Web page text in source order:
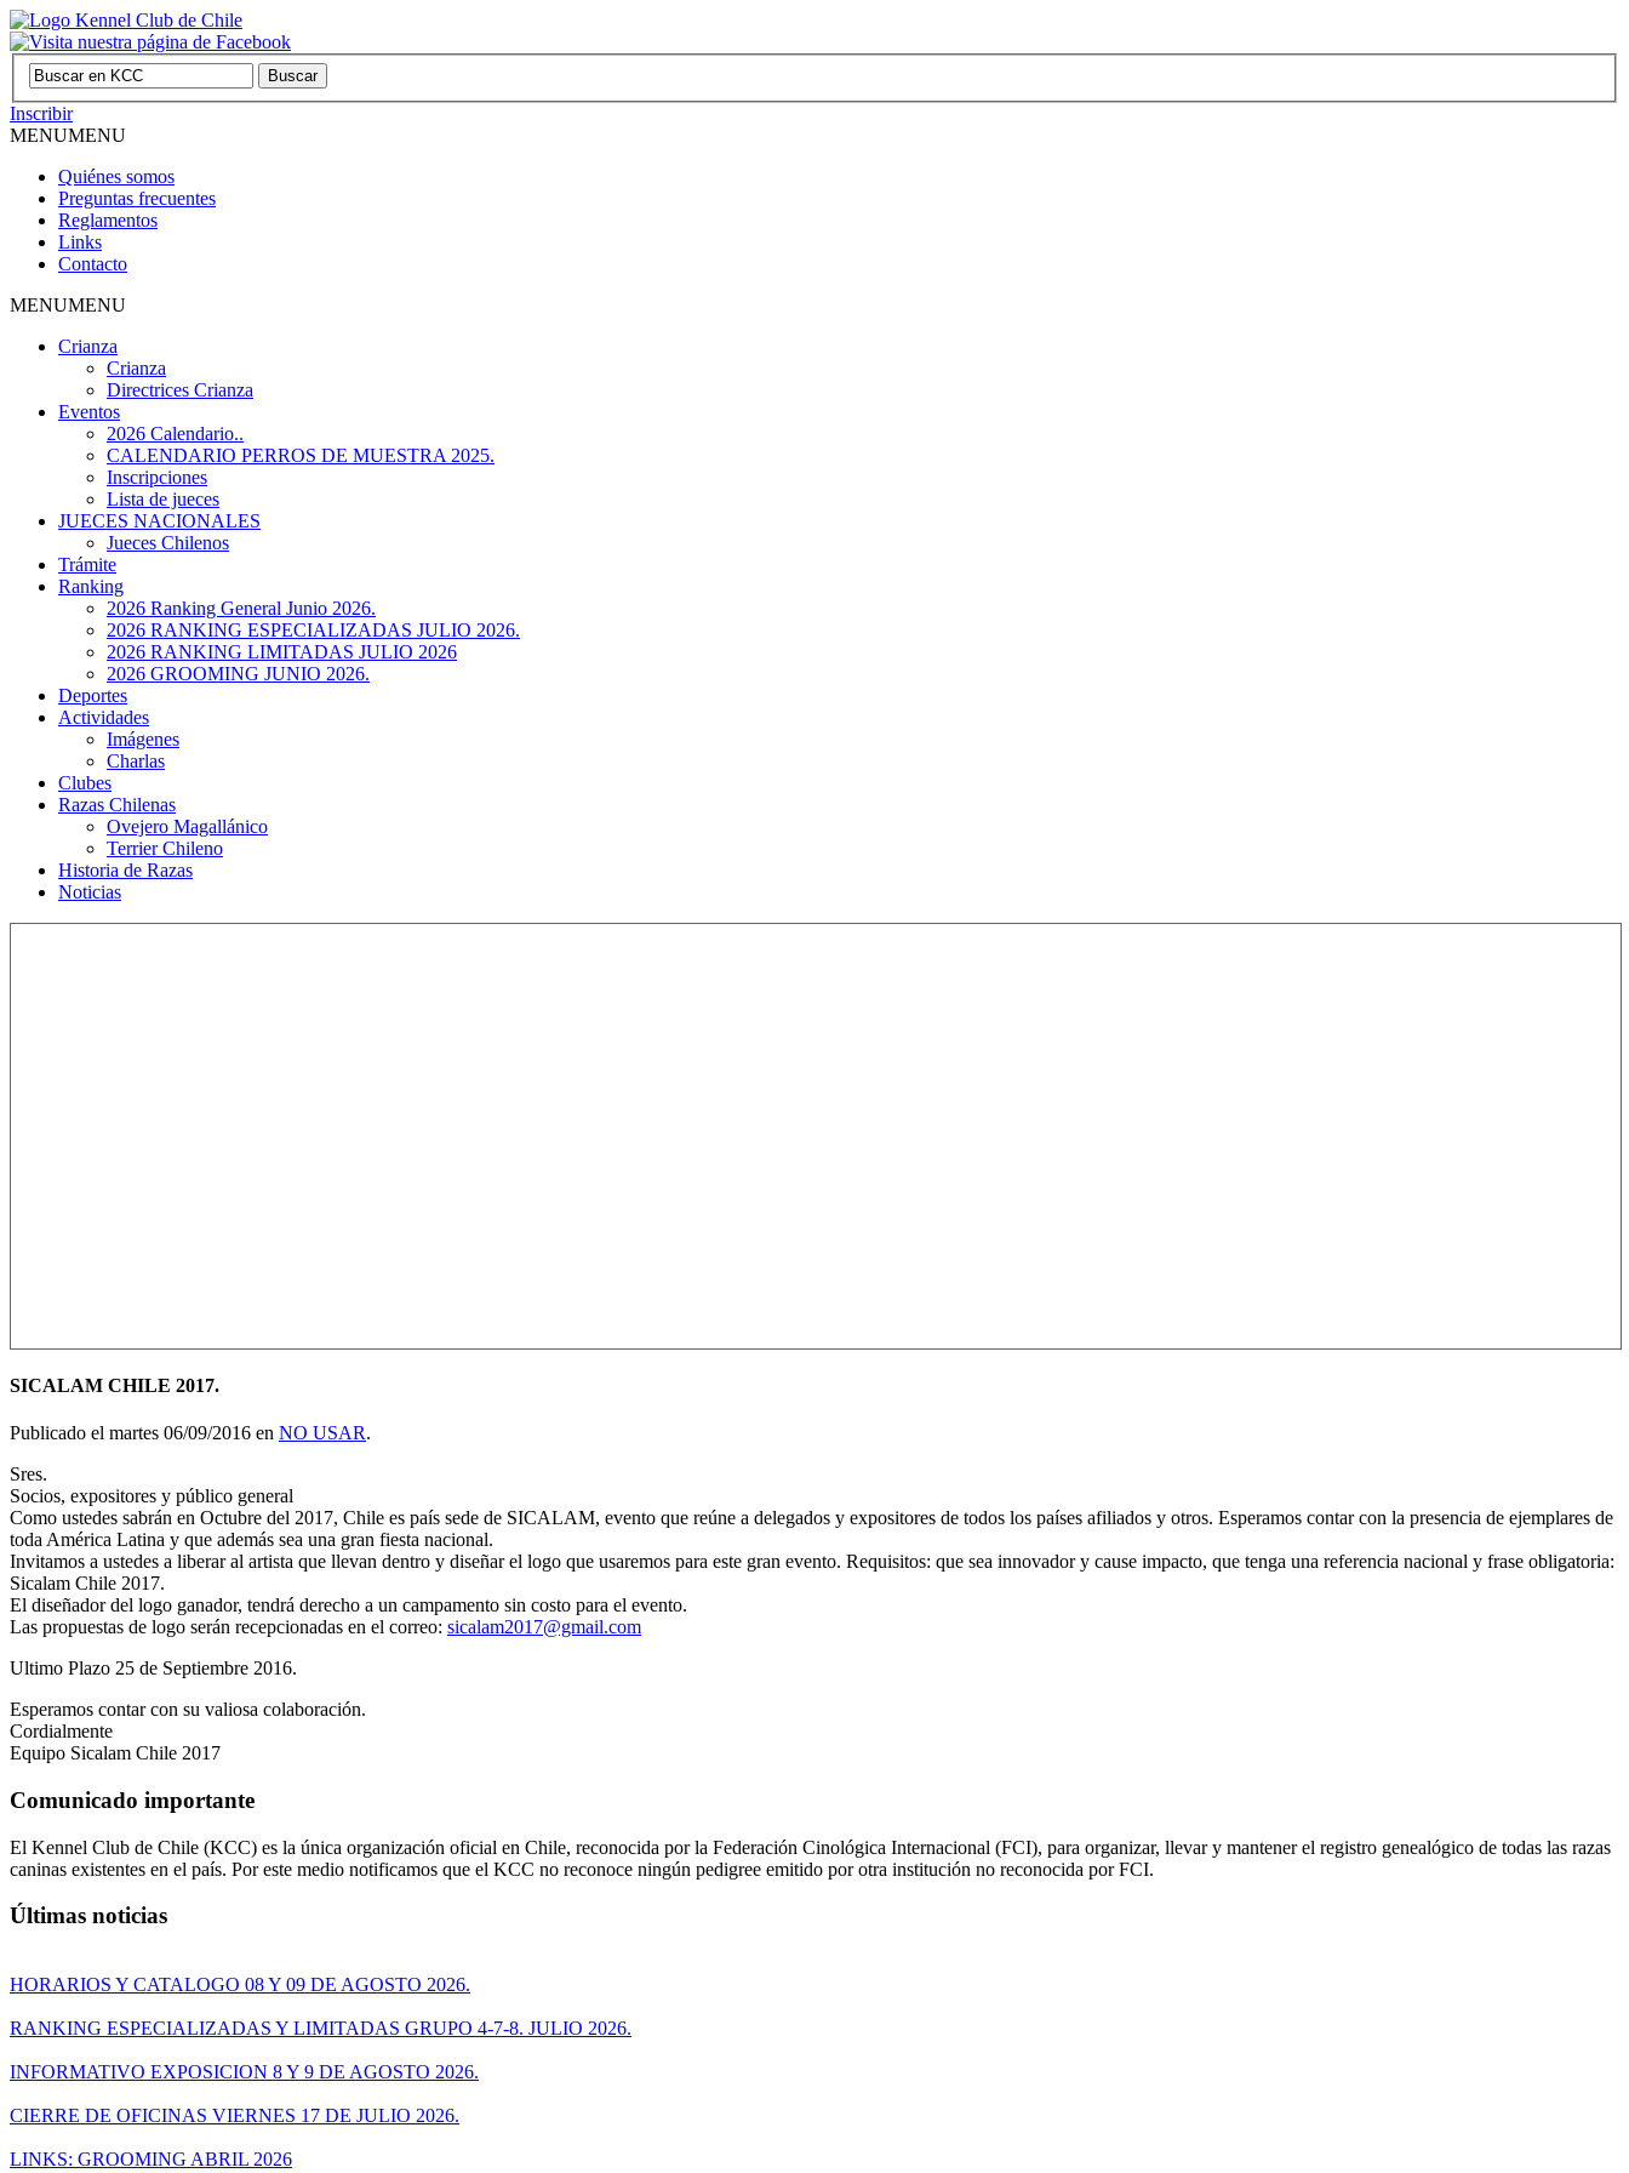
Inscribir
MENUMENU
Quiénes somos
Preguntas frecuentes
Reglamentos
Links
Contacto
MENUMENU
Crianza
Crianza
Directrices Crianza
Eventos
2026 Calendario..
CALENDARIO PERROS DE MUESTRA 2025.
Inscripciones
Lista de jueces
JUECES NACIONALES
Jueces Chilenos
Trámite
Ranking
2026 Ranking General Junio 2026.
2026 RANKING ESPECIALIZADAS JULIO 2026.
2026 RANKING LIMITADAS JULIO 2026
2026 GROOMING JUNIO 2026.
Deportes
Actividades
Imágenes
Charlas
Clubes
Razas Chilenas
Ovejero Magallánico
Terrier Chileno
Historia de Razas
Noticias
SICALAM CHILE 2017.
Publicado el martes 06/09/2016 en NO USAR.
Sres.
Socios, expositores y público general
Como ustedes sabrán en Octubre del 2017, Chile es país sede de SICALAM, evento que reúne a delegados y expositores de todos los países afiliados y otros. Esperamos contar con la presencia de ejemplares de
toda América Latina y que además sea una gran fiesta nacional.
Invitamos a ustedes a liberar al artista que llevan dentro y diseñar el logo que usaremos para este gran evento. Requisitos: que sea innovador y cause impacto, que tenga una referencia nacional y frase obligatoria:
Sicalam Chile 2017.
El diseñador del logo ganador, tendrá derecho a un campamento sin costo para el evento.
Las propuestas de logo serán recepcionadas en el correo: sicalam2017@gmail.com
Ultimo Plazo 25 de Septiembre 2016.
Esperamos contar con su valiosa colaboración.
Cordialmente
Equipo Sicalam Chile 2017
Comunicado importante
El Kennel Club de Chile (KCC) es la única organización oficial en Chile, reconocida por la Federación Cinológica Internacional (FCI), para organizar, llevar y mantener el registro genealógico de todas las razas
caninas existentes en el país. Por este medio notificamos que el KCC no reconoce ningún pedigree emitido por otra institución no reconocida por FCI.
Últimas noticias
HORARIOS Y CATALOGO 08 Y 09 DE AGOSTO 2026.
RANKING ESPECIALIZADAS Y LIMITADAS GRUPO 4-7-8. JULIO 2026.
INFORMATIVO EXPOSICION 8 Y 9 DE AGOSTO 2026.
CIERRE DE OFICINAS VIERNES 17 DE JULIO 2026.
LINKS: GROOMING ABRIL 2026